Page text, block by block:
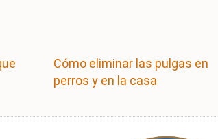
Cómo eliminar las pulgas en
perros y en la casa